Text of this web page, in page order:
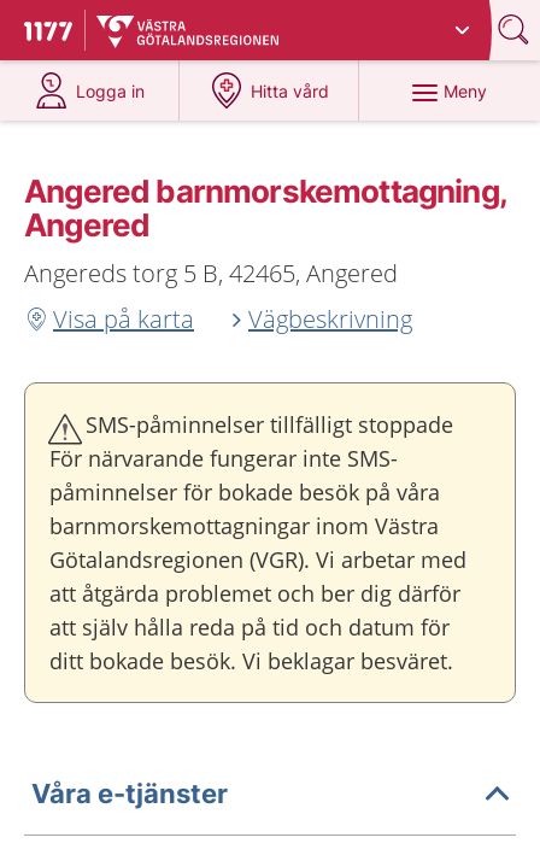
Till startsidan för 1177
Du har valt region
Logga in
på 1177.se
Hitta vård
på 1177.se
Meny
Angered barnmorskemottagning,
Angered
Angereds torg 5 B, 42465, Angered
Visa på karta
Vägbeskrivning
SMS-påminnelser tillfälligt stoppade
För närvarande fungerar inte SMS-
påminnelser för bokade besök på våra
barnmorskemottagningar inom Västra
Götalandsregionen (VGR). Vi arbetar med
att åtgärda problemet och ber dig därför
att själv hålla reda på tid och datum för
ditt bokade besök. Vi beklagar besväret.
Våra e-tjänster